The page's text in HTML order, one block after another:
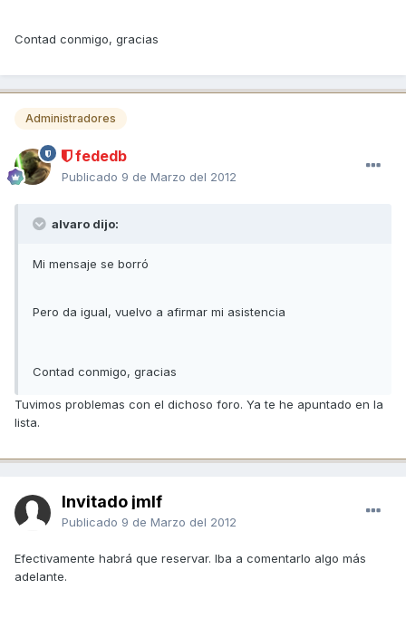
Contad conmigo, gracias
Administradores
fededb
Publicado 9 de Marzo del 2012
alvaro dijo:
Mi mensaje se borró
Pero da igual, vuelvo a afirmar mi asistencia
Contad conmigo, gracias
Tuvimos problemas con el dichoso foro. Ya te he apuntado en la
lista.
Invitado jmlf
Publicado 9 de Marzo del 2012
Efectivamente habrá que reservar. Iba a comentarlo algo más
adelante.